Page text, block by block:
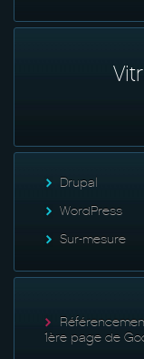
Drupal
WordPress
Sur-mesure
1ère page de